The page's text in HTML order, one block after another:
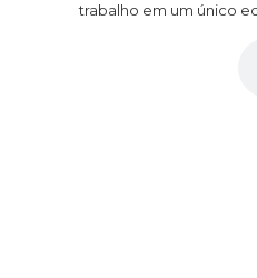
trabalho em um único